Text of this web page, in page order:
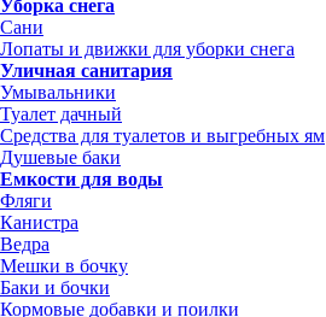
Уборка снега
Сани
Лопаты и движки для уборки снега
Уличная санитария
Умывальники
Туалет дачный
Средства для туалетов и выгребных ям
Душевые баки
Емкости для воды
Фляги
Канистра
Ведра
Мешки в бочку
Баки и бочки
Кормовые добавки и поилки